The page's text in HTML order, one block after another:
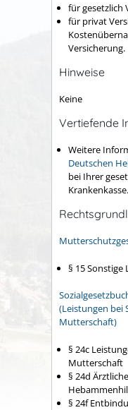
für gesetzlich
für privat
Versicherung.
Hinweise
Keine
Vertiefende
Weitere
Deutschen
bei Ihrer
Krankenkasse.
§ 15 Sonstige
(Leistungen bei
Mutterschaft)
§ 24c
Mutterschaft
§ 24d
§ 24f